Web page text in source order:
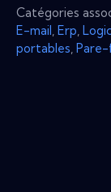
Catégories
E-mail Erp
portables